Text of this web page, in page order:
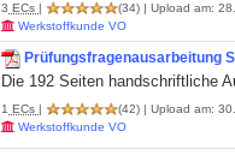
3 ECs | (34) | Upload am:
Werkstoffkunde VO
Prüfungsfragenausarbeitung
Die 192 Seiten handschriftliche
1 ECs | (42) | Upload am:
Werkstoffkunde VO